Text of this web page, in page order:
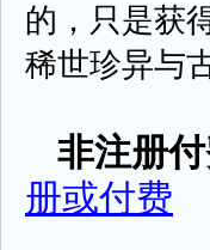
的，只是获
稀世珍异与
非注册付
册或付费